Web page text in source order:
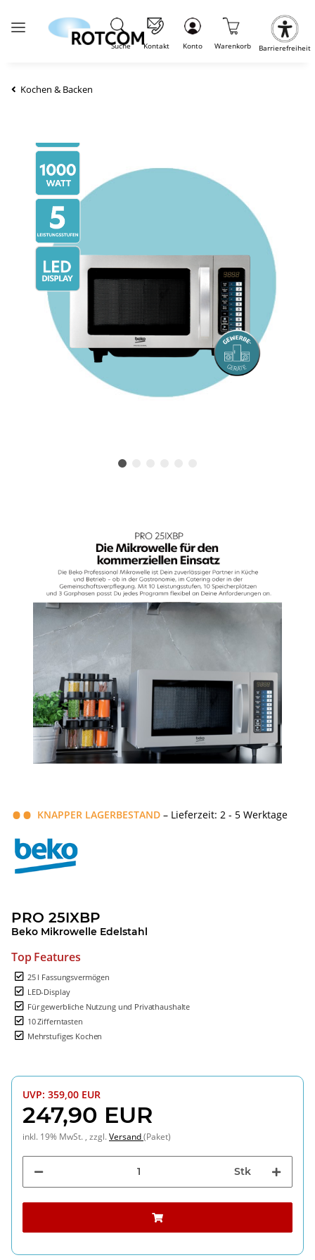
Suche Kontakt Konto Warenkorb Barrierefreiheit
Kochen & Backen
KNAPPER LAGERBESTAND – Lieferzeit: 2 - 5 Werktage
PRO 25IXBP
Beko Mikrowelle Edelstahl
Top Features
25 l Fassungsvermögen
LED-Display
Für gewerbliche Nutzung und Privathaushalte
10 Zifferntasten
Mehrstufiges Kochen
UVP: 359,00 EUR
247,90 EUR
inkl. 19% MwSt. , zzgl.Versand(Paket)
Stk